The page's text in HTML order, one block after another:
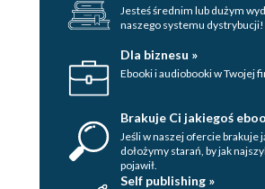
Jesteś średnim lub dużym
naszego systemu dystrybucji!
Dla biznesu »
Ebooki i audiobooki w Twojej
Brakuje Ci jakiegoś
Jeśli w naszej ofercie brakuje
dołożymy starań, by jak
pojawił.
Self publishing »